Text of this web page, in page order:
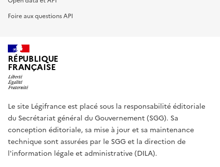
Foire aux questions API
RÉPUBLIQUE
FRANÇAISE
Le site Légifrance est placé sous la responsabilité éditoriale
du Secrétariat général du Gouvernement (SGG). Sa
conception éditoriale, sa mise à jour et sa maintenance
technique sont assurées par le SGG et la direction de
l'information légale et administrative (DILA).